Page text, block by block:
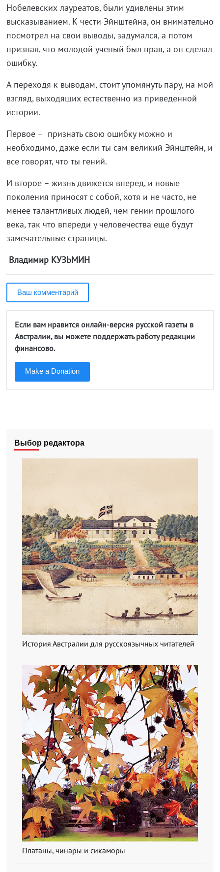
Нобелевских лауреатов, были удивлены этим
высказыванием. К чести Эйнштейна, он внимательно
посмотрел на свои выводы, задумался, а потом
признал, что молодой ученый был прав, а он сделал
ошибку.
А переходя к выводам, стоит упомянуть пару, на мой
взгляд, выходящих естественно из приведенной
истории.
Первое – признать свою ошибку можно и
необходимо, даже если ты сам великий Эйнштейн, и
все говорят, что ты гений.
И второе – жизнь движется вперед, и новые
поколения приносят с собой, хотя и не часто, не
менее талантливых людей, чем гении прошлого
века, так что впереди у человечества еще будут
замечательные страницы.
Владимир КУЗЬМИН
Ваш комментарий
Если вам нравится онлайн-версия русской газеты в
Австралии, вы можете поддержать работу редакции
финансово.
Make a Donation
Выбор редактора
История Австралии для русскоязычных читателей
Платаны, чинары и сикаморы